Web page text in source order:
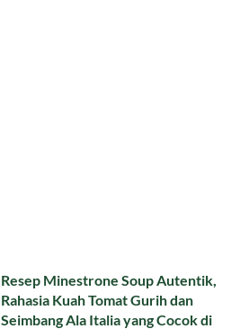
Resep Minestrone Soup Autentik,
Rahasia Kuah Tomat Gurih dan
Seimbang Ala Italia yang Cocok di